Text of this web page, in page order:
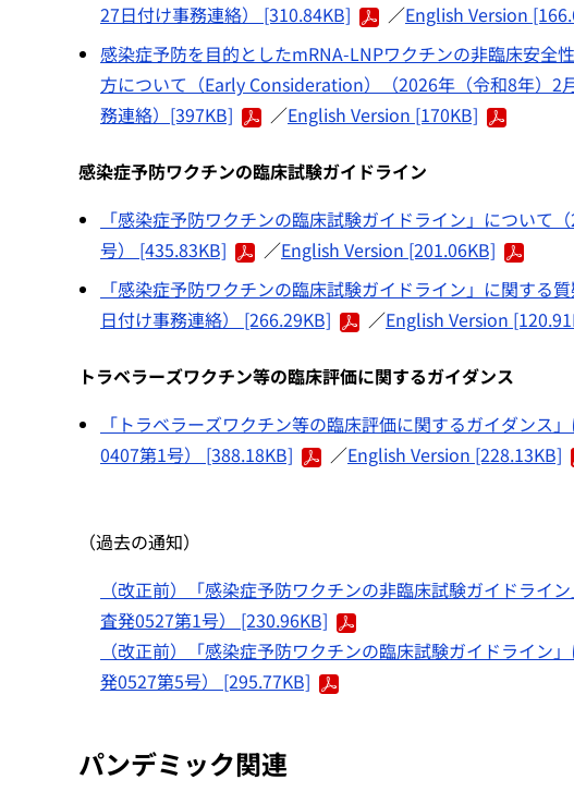
27日付け事務連絡） [310.84KB]
／English Version
感染症予防を目的としたmRNA-LNPワクチンの非臨床安全
方について（Early Consideration）（2026年（令和8年）2
務連絡）[397KB]
／English Version [170KB]
感染症予防ワクチンの臨床試験ガイドライン
「感染症予防ワクチンの臨床試験ガイドライン」について
号） [435.83KB]
／English Version [201.06KB]
「感染症予防ワクチンの臨床試験ガイドライン」に関する
日付け事務連絡） [266.29KB]
／English Version
トラベラーズワクチン等の臨床評価に関するガイダンス
「トラベラーズワクチン等の臨床評価に関するガイダン
0407第1号） [388.18KB]
／English Version [228.13KB]
（過去の通知）
（改正前）「感染症予防ワクチンの非臨床試験ガイドラ
査発0527第1号） [230.96KB]
（改正前）「感染症予防ワクチンの臨床試験ガイドライ
発0527第5号） [295.77KB]
パンデミック関連